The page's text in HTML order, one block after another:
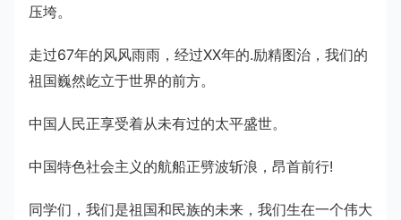
压垮。
走过67年的风风雨雨，经过XX年的.励精图治，我们的
祖国巍然屹立于世界的前方。
中国人民正享受着从未有过的太平盛世。
中国特色社会主义的航船正劈波斩浪，昂首前行!
同学们，我们是祖国和民族的未来，我们生在一个伟大